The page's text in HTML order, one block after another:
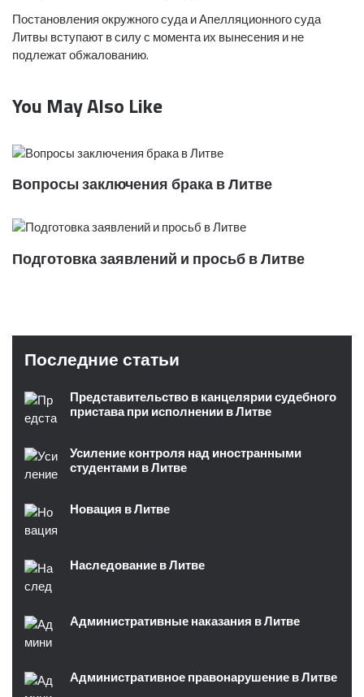
Постановления окружного суда и Апелляционного суда
Литвы вступают в силу с момента их вынесения и не
подлежат обжалованию.
You May Also Like
Вопросы заключения брака в Литве
Подготовка заявлений и просьб в Литве
Последние статьи
Представительство в канцелярии судебного
пристава при исполнении в Литве
Усиление контроля над иностранными
студентами в Литве
Новация в Литве
Наследование в Литве
Административные наказания в Литве
Административное правонарушение в Литве